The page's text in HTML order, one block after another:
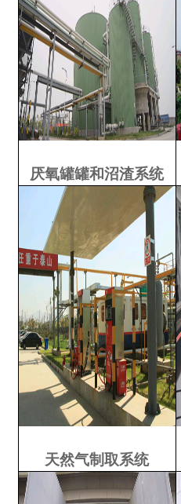
厌氧罐罐和沼渣系统
天然气制取系统